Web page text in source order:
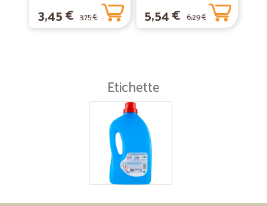
3,45 € 3,75 € 5,54 € 6,29 €
Etichette